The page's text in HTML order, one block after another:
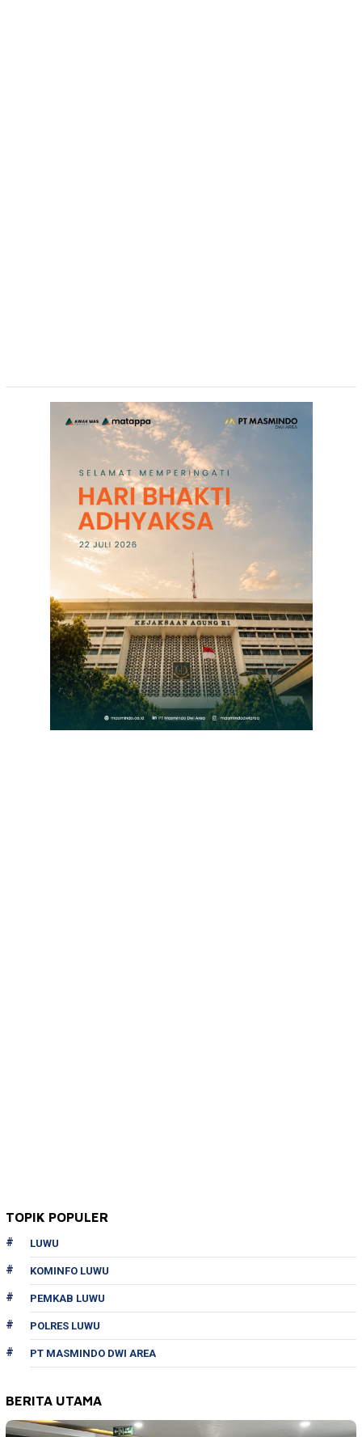
TOPIK POPULER
LUWU
KOMINFO LUWU
PEMKAB LUWU
POLRES LUWU
PT MASMINDO DWI AREA
BERITA UTAMA